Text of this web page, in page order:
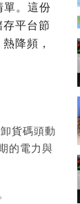
。這份
平台節
降頻，
貨碼頭動
的電力與